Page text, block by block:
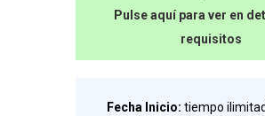
Pulse aquí para ver en
requisitos
Fecha Inicio: tiempo